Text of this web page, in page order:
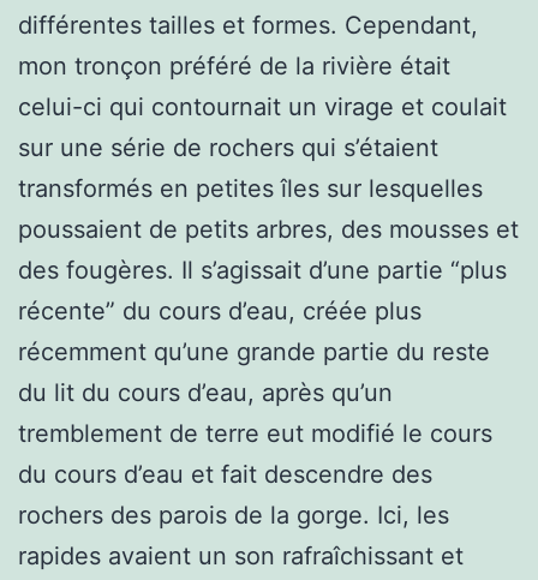
différentes tailles et formes. Cependant,
mon tronçon préféré de la rivière était
celui-ci qui contournait un virage et coulait
sur une série de rochers qui s’étaient
transformés en petites îles sur lesquelles
poussaient de petits arbres, des mousses et
des fougères. Il s’agissait d’une partie “plus
récente” du cours d’eau, créée plus
récemment qu’une grande partie du reste
du lit du cours d’eau, après qu’un
tremblement de terre eut modifié le cours
du cours d’eau et fait descendre des
rochers des parois de la gorge. Ici, les
rapides avaient un son rafraîchissant et